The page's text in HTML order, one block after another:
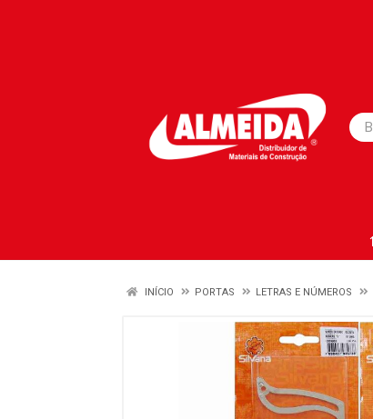
INÍCIO PORTAS LETRAS E NÚMEROS